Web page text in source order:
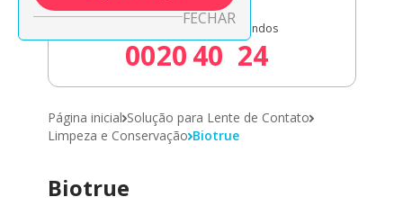
FECHAR
00
Horas
20
Minutos
40
Segundos
23
Página inicial Solução para Lente de Contato
Limpeza e Conservação Biotrue
Biotrue